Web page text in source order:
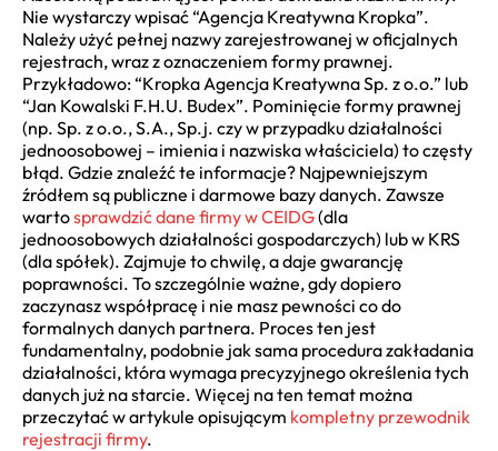
Nie wystarczy wpisać “Agencja Kreatywna Kropka”.
Należy użyć pełnej nazwy zarejestrowanej w oficjalnych
rejestrach, wraz z oznaczeniem formy prawnej.
Przykładowo: “Kropka Agencja Kreatywna Sp. z o.o.” lub
“Jan Kowalski F.H.U. Budex”. Pominięcie formy prawnej
(np. Sp. z o.o., S.A., Sp.j. czy w przypadku działalności
jednoosobowej – imienia i nazwiska właściciela) to częsty
błąd. Gdzie znaleźć te informacje? Najpewniejszym
źródłem są publiczne i darmowe bazy danych. Zawsze
wartosprawdzić dane firmy w CEIDG(dla
jednoosobowych działalności gospodarczych) lub w KRS
(dla spółek). Zajmuje to chwilę, a daje gwarancję
poprawności. To szczególnie ważne, gdy dopiero
zaczynasz współpracę i nie masz pewności co do
formalnych danych partnera. Proces ten jest
fundamentalny, podobnie jak sama procedura zakładania
działalności, która wymaga precyzyjnego określenia tych
danych już na starcie. Więcej na ten temat można
przeczytać w artykule opisującym kompletny przewodnik
rejestracji firmy.